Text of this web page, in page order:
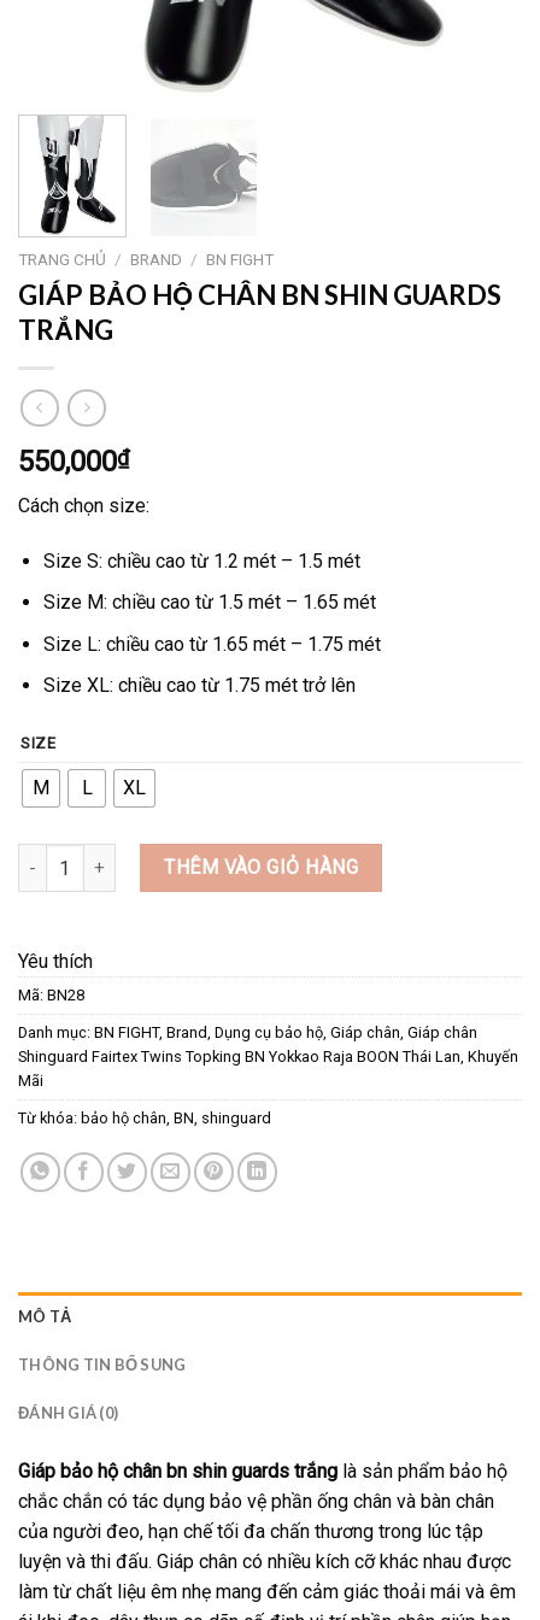
TRANG CHỦ / BRAND / BN FIGHT
GIÁP BẢO HỘ CHÂN BN SHIN GUARDS
TRẮNG
550,000₫
Cách chọn size:
Size S: chiều cao từ 1.2 mét – 1.5 mét
Size M: chiều cao từ 1.5 mét – 1.65 mét
Size L: chiều cao từ 1.65 mét – 1.75 mét
Size XL: chiều cao từ 1.75 mét trở lên
SIZE
M L XL
GIÁP BẢO HỘ CHÂN BN SHIN GUARDS TRẮNG số lượng
THÊM VÀO GIỎ HÀNG
Yêu thích
Mã: BN28
Danh mục: BN FIGHT, Brand, Dụng cụ bảo hộ, Giáp chân, Giáp chân
Shinguard Fairtex Twins Topking BN Yokkao Raja BOON Thái Lan, Khuyến
Mãi
Từ khóa: bảo hộ chân, BN, shinguard
MÔ TẢ
THÔNG TIN BỔ SUNG
ĐÁNH GIÁ (0)
Giáp bảo hộ chân bn shin guards trắng là sản phẩm bảo hộ
chắc chắn có tác dụng bảo vệ phần ống chân và bàn chân
của người đeo, hạn chế tối đa chấn thương trong lúc tập
luyện và thi đấu. Giáp chân có nhiều kích cỡ khác nhau được
làm từ chất liệu êm nhẹ mang đến cảm giác thoải mái và êm